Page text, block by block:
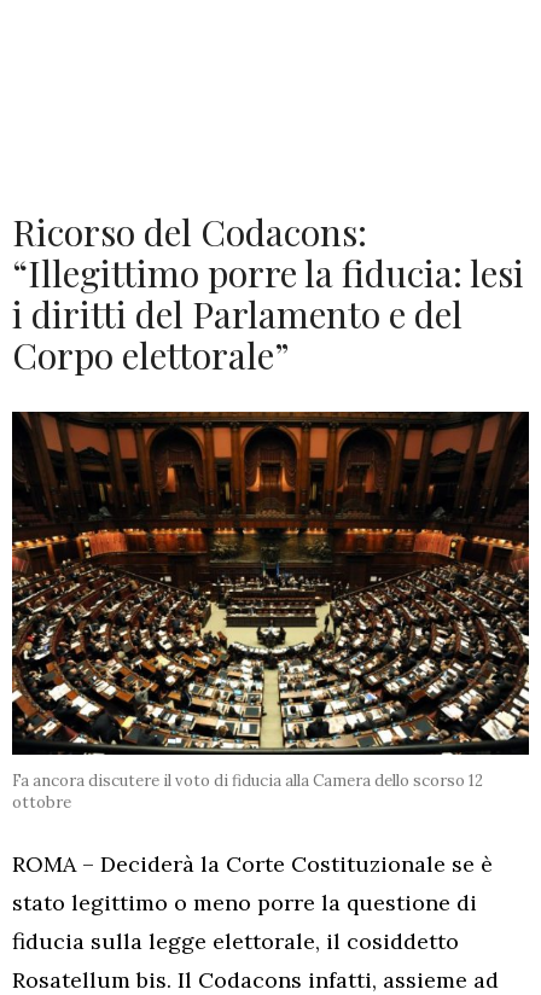
Ricorso del Codacons:
“Illegittimo porre la fiducia: lesi
i diritti del Parlamento e del
Corpo elettorale”
Fa ancora discutere il voto di fiducia alla Camera dello scorso 12
ottobre
ROMA – Deciderà la Corte Costituzionale se è
stato legittimo o meno porre la questione di
fiducia sulla legge elettorale, il cosiddetto
Rosatellum bis. Il Codacons infatti, assieme ad